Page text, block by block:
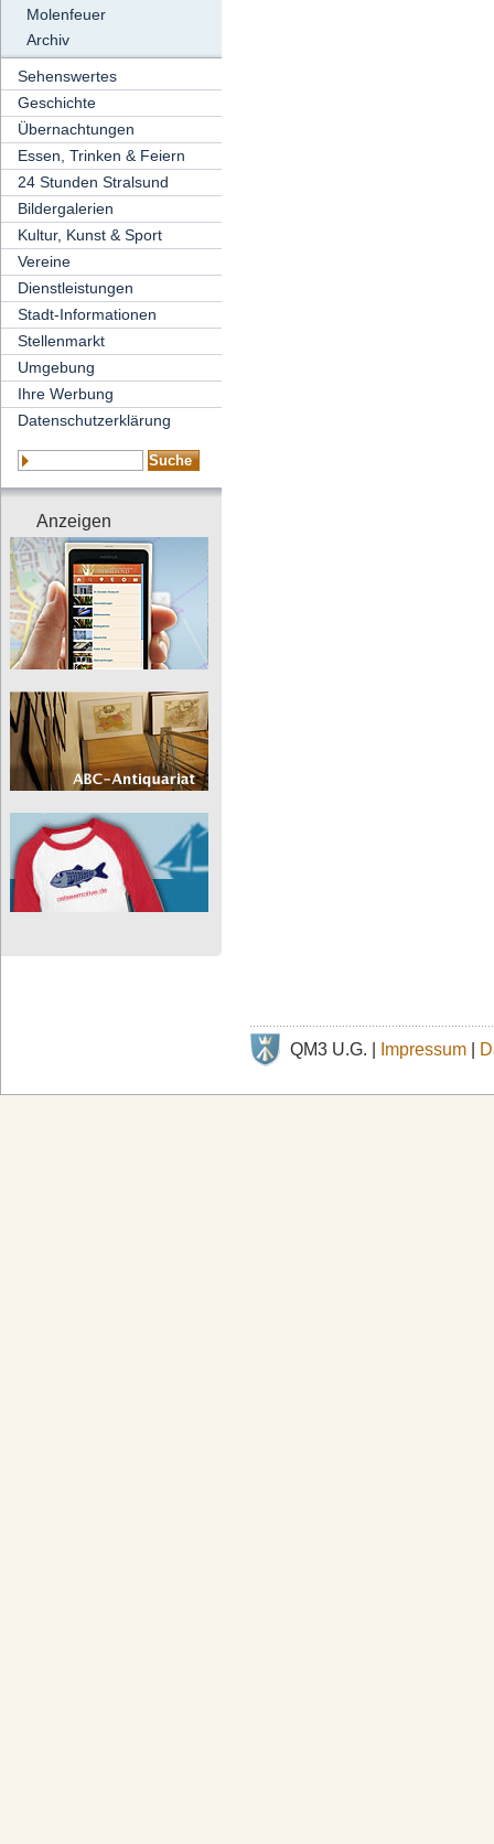
Molenfeuer
Archiv
Sehenswertes
Geschichte
Übernachtungen
Essen, Trinken & Feiern
24 Stunden Stralsund
Bildergalerien
Kultur, Kunst & Sport
Vereine
Dienstleistungen
Stadt-Informationen
Stellenmarkt
Umgebung
Ihre Werbung
Datenschutzerklärung
Anzeigen
QM3 U.G. | Impressum